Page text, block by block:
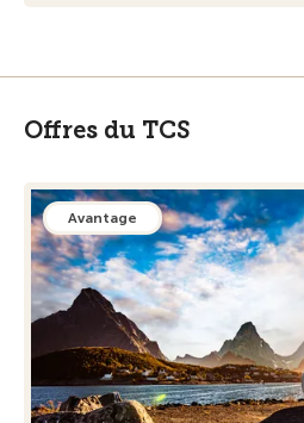
Offres du TCS
Avantage